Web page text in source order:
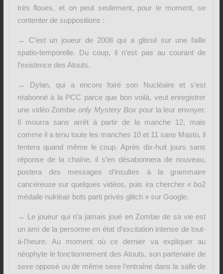
très floues, et on peut seulement, pour le moment, se
contenter de suppositions :
→ C’est un joueur de 2008 qui a glissé sur une faille
spatio-temporelle. Du coup, il n’est pas au courant de
l’existence des Atouts.
→ Dylan, qui a encore foiré son Nucléaire et s’est
réabonné à la PCC parce que bon voilà, veut enregistrer
une vidéo Zombieonly Mystery Boxpour la leur envoyer.
Il mourra sans arrêt à partir de la manche 12, mais
comme il a tenu toute les manches 10 et 11 sans Masto, il
tentera quand même le coup. Après dix-huit jours sans
réponse de la chaîne, il s’en désabonnera de nouveau,
postera des messages d’insultes à la grammaire
cancéreuse sur quelques vidéos, puis ira chercher « bo2
médaile nukléair bots parti privés glitch » sur Google.
→ Le joueur qui n’a jamais joué en Zombie de sa vie est
un ami de la personne en état d’excitation intense de tout-
à-l’heure. Au moment où ce dernier va expliquer au
néophyte le fonctionnement des Atouts, son partenaire de
sexe opposé ou de même sexe l’entraîne dans la salle de